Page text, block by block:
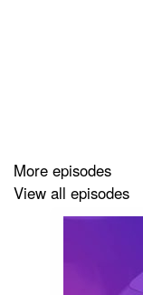
More episodes
View all episodes